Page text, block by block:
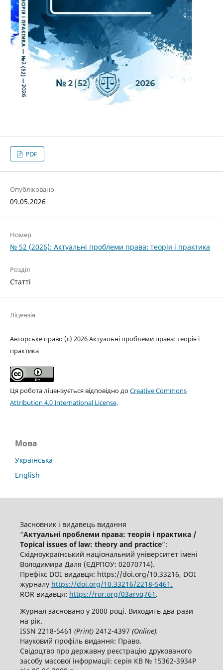
PDF
Опубліковано
09.05.2026
Номер
№ 52 (2026): Актуальні проблеми права: теорія і практика
Розділ
Статті
Ліцензія
Авторське право (c) 2026 Актуальні проблеми права: теорія і
практика
Ця робота ліцензується відповідно доCreative Commons
Attribution 4.0 International License.
Мова
Українська
English
Засновник і видавець видання
“Актуальні проблеми права: теорія і практика /
Topical issues of law: theory and practice”:
Східноукраїнський національний університет імені
Володимира Даля (ЄДРПОУ: 02070714).
Префікс DOI видавця: https://doi.org/10.33216, DOI
журналу https://doi.org/10.33216/2218-5461.
ROR видавця: https://ror.org/03arvq761 .
Журнал засновано у 2000 році. Виходить два рази
на рік.
ISSN 2218-5461 (Print)2412-4397 (Online).
Науковий профіль видання: Право.
Свідоцтво про державну реєстрацію друкованого
засобу масової інформації: серія КВ № 15362-3934Р